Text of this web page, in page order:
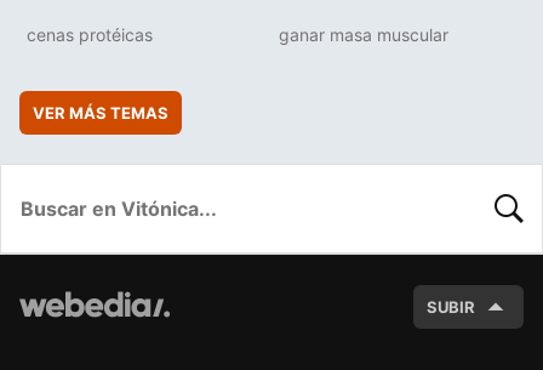
cenas protéicas ganar masa muscular
VER MÁS TEMAS
SUBIR